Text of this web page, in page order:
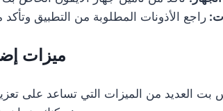
ميزات
العديد من الميزات التي تساعد على